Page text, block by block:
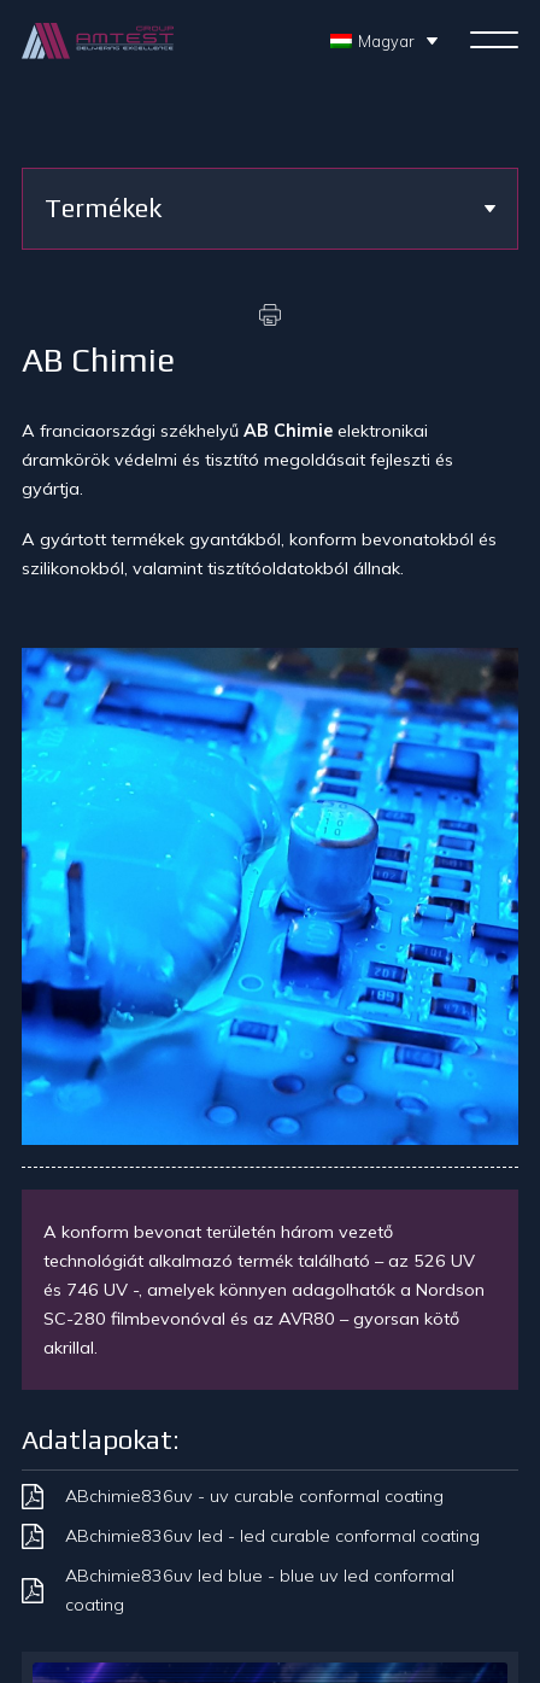
Magyar
Termékek
AB Chimie
A franciaországi székhelyű AB Chimie elektronikai
áramkörök védelmi és tisztító megoldásait fejleszti és
gyártja.
A gyártott termékek gyantákból, konform bevonatokból és
szilikonokból, valamint tisztítóoldatokból állnak.
A konform bevonat területén három vezető
technológiát alkalmazó termék található – az 526 UV
és 746 UV -, amelyek könnyen adagolhatók a Nordson
SC-280 filmbevonóval és az AVR80 – gyorsan kötő
akrillal.
Adatlapokat:
ABchimie836uv - uv curable conformal coating
ABchimie836uv led - led curable conformal coating
ABchimie836uv led blue - blue uv led conformal
coating